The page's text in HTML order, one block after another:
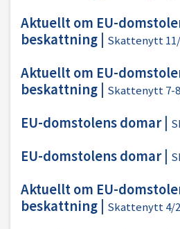
Aktuellt om EU-
beskattning
Skattenytt
Aktuellt om EU-
beskattning
Skattenytt 7-
EU-domstolens domar|
EU-domstolens domar|
Aktuellt om EU-
beskattning
Skattenytt 4/